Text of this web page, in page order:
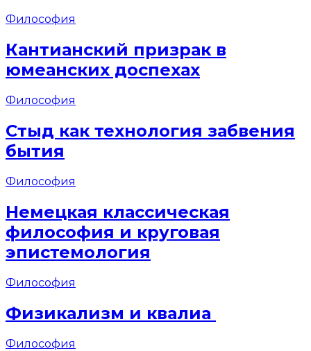
Философия
Кантианский призрак в
юмеанских доспехах
Философия
Стыд как технология забвения
бытия
Философия
Немецкая классическая
философия и круговая
эпистемология
Философия
Физикализм и квалиа
Философия